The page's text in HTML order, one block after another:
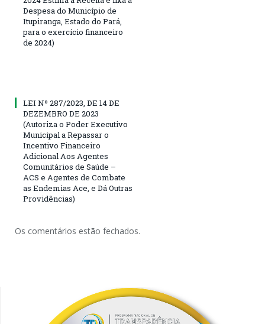
Despesa do Município de
Itupiranga, Estado do Pará,
para o exercício financeiro
de 2024)
LEI Nº 287/2023, DE 14 DE
DEZEMBRO DE 2023
(Autoriza o Poder Executivo
Municipal a Repassar o
Incentivo Financeiro
Adicional Aos Agentes
Comunitários de Saúde –
ACS e Agentes de Combate
as Endemias Ace, e Dá Outras
Providências)
Os comentários estão fechados.